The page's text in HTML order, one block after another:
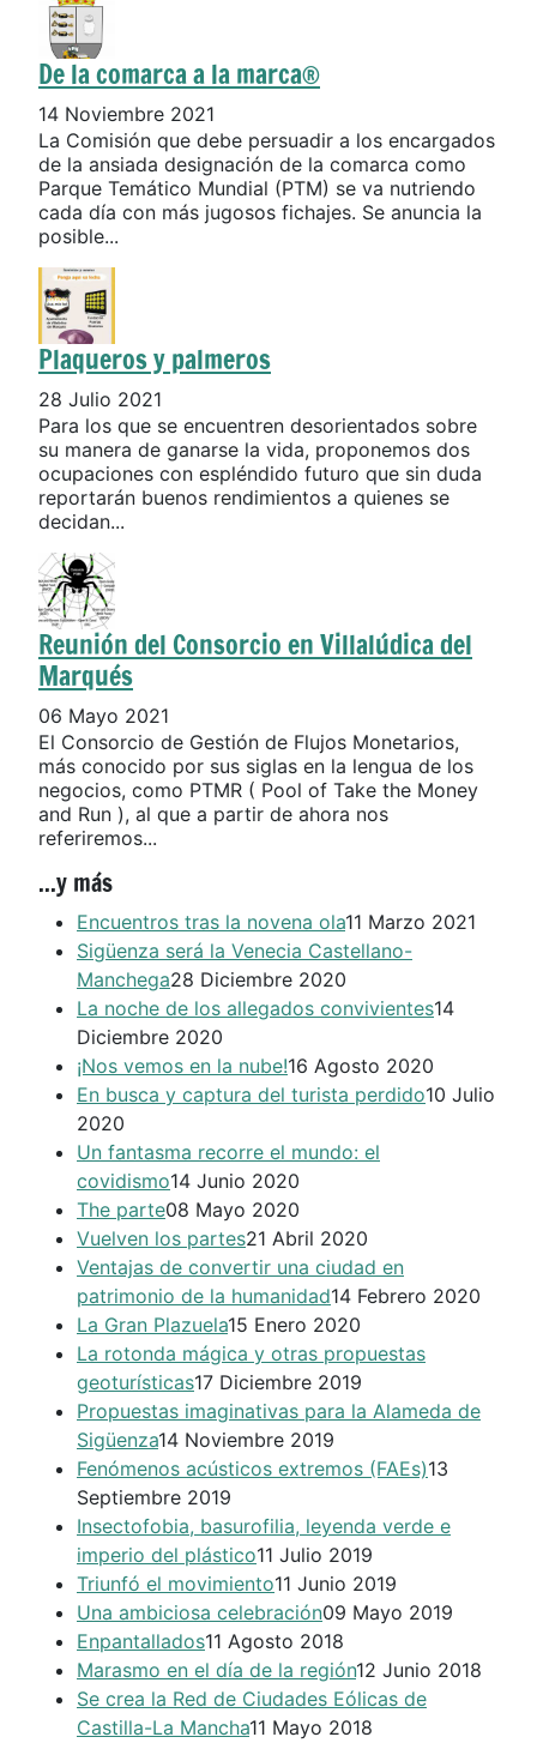
De la comarca a la marca®
14 Noviembre 2021
La Comisión que debe persuadir a los encargados
de la ansiada designación de la comarca como
Parque Temático Mundial (PTM) se va nutriendo
cada día con más jugosos fichajes. Se anuncia la
posible...
Plaqueros y palmeros
28 Julio 2021
Para los que se encuentren desorientados sobre
su manera de ganarse la vida, proponemos dos
ocupaciones con espléndido futuro que sin duda
reportarán buenos rendimientos a quienes se
decidan...
Reunión del Consorcio en Villalúdica del
Marqués
06 Mayo 2021
El Consorcio de Gestión de Flujos Monetarios,
más conocido por sus siglas en la lengua de los
negocios, como PTMR ( Pool of Take the Money
and Run ), al que a partir de ahora nos
referiremos...
...y más
Encuentros tras la novena ola11 Marzo 2021
Sigüenza será la Venecia Castellano-
Manchega28 Diciembre 2020
La noche de los allegados convivientes14
Diciembre 2020
¡Nos vemos en la nube!16 Agosto 2020
En busca y captura del turista perdido10 Julio
2020
Un fantasma recorre el mundo: el
covidismo14 Junio 2020
The parte08 Mayo 2020
Vuelven los partes21 Abril 2020
Ventajas de convertir una ciudad en
patrimonio de la humanidad14 Febrero 2020
La Gran Plazuela15 Enero 2020
La rotonda mágica y otras propuestas
geoturísticas17 Diciembre 2019
Propuestas imaginativas para la Alameda de
Sigüenza14 Noviembre 2019
Fenómenos acústicos extremos (FAEs)13
Septiembre 2019
Insectofobia, basurofilia, leyenda verde e
imperio del plástico11 Julio 2019
Triunfó el movimiento11 Junio 2019
Una ambiciosa celebración09 Mayo 2019
Enpantallados11 Agosto 2018
Marasmo en el día de la región12 Junio 2018
Se crea la Red de Ciudades Eólicas de
Castilla-La Mancha11 Mayo 2018